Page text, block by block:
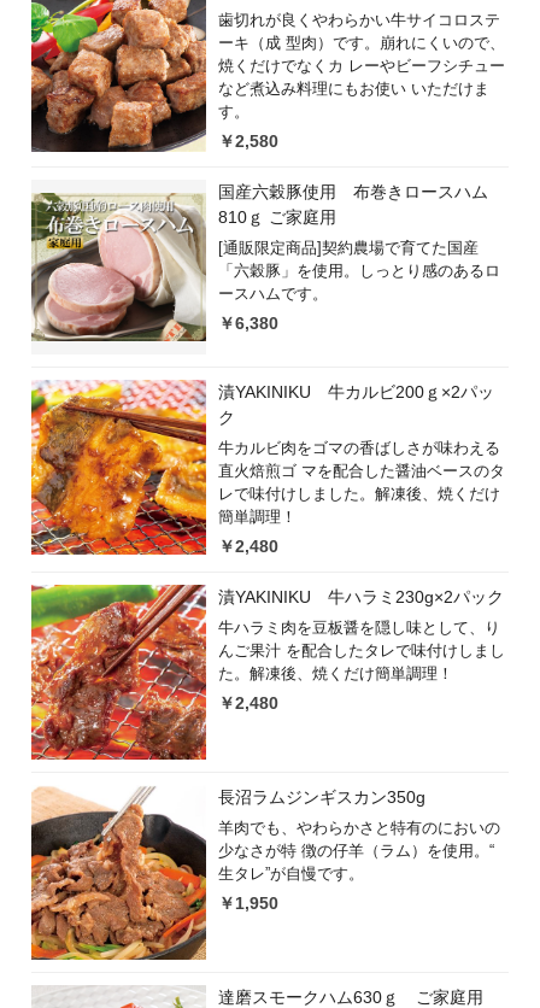
歯切れが良くやわらかい牛サイコロステ
ーキ（成 型肉）です。崩れにくいので、
焼くだけでなくカ レーやビーフシチュー
など煮込み料理にもお使い いただけま
す。
￥2,580
国産六穀豚使用 布巻きロースハム
810ｇ ご家庭用
[通販限定商品]契約農場で育てた国産
「六穀豚」を使用。しっとり感のあるロ
ースハムです。
￥6,380
漬YAKINIKU 牛カルビ200ｇ×2パッ
ク
牛カルビ肉をゴマの香ばしさが味わえる
直火焙煎ゴ マを配合した醤油ベースのタ
レで味付けしました。解凍後、焼くだけ
簡単調理！
￥2,480
漬YAKINIKU 牛ハラミ230g×2パック
牛ハラミ肉を豆板醤を隠し味として、り
んご果汁 を配合したタレで味付けしまし
た。解凍後、焼くだけ簡単調理！
￥2,480
長沼ラムジンギスカン350g
羊肉でも、やわらかさと特有のにおいの
少なさが特 徴の仔羊（ラム）を使用。“
生タレ”が自慢です。
￥1,950
達磨スモークハム630ｇ ご家庭用